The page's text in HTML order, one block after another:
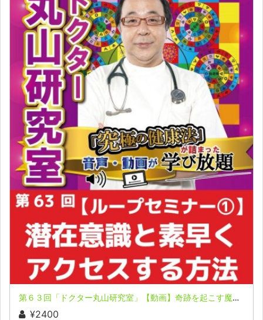
第６３回「ドクター丸山研究室」【動画】奇跡を起こす魔法のループ セミナー ①
¥2400